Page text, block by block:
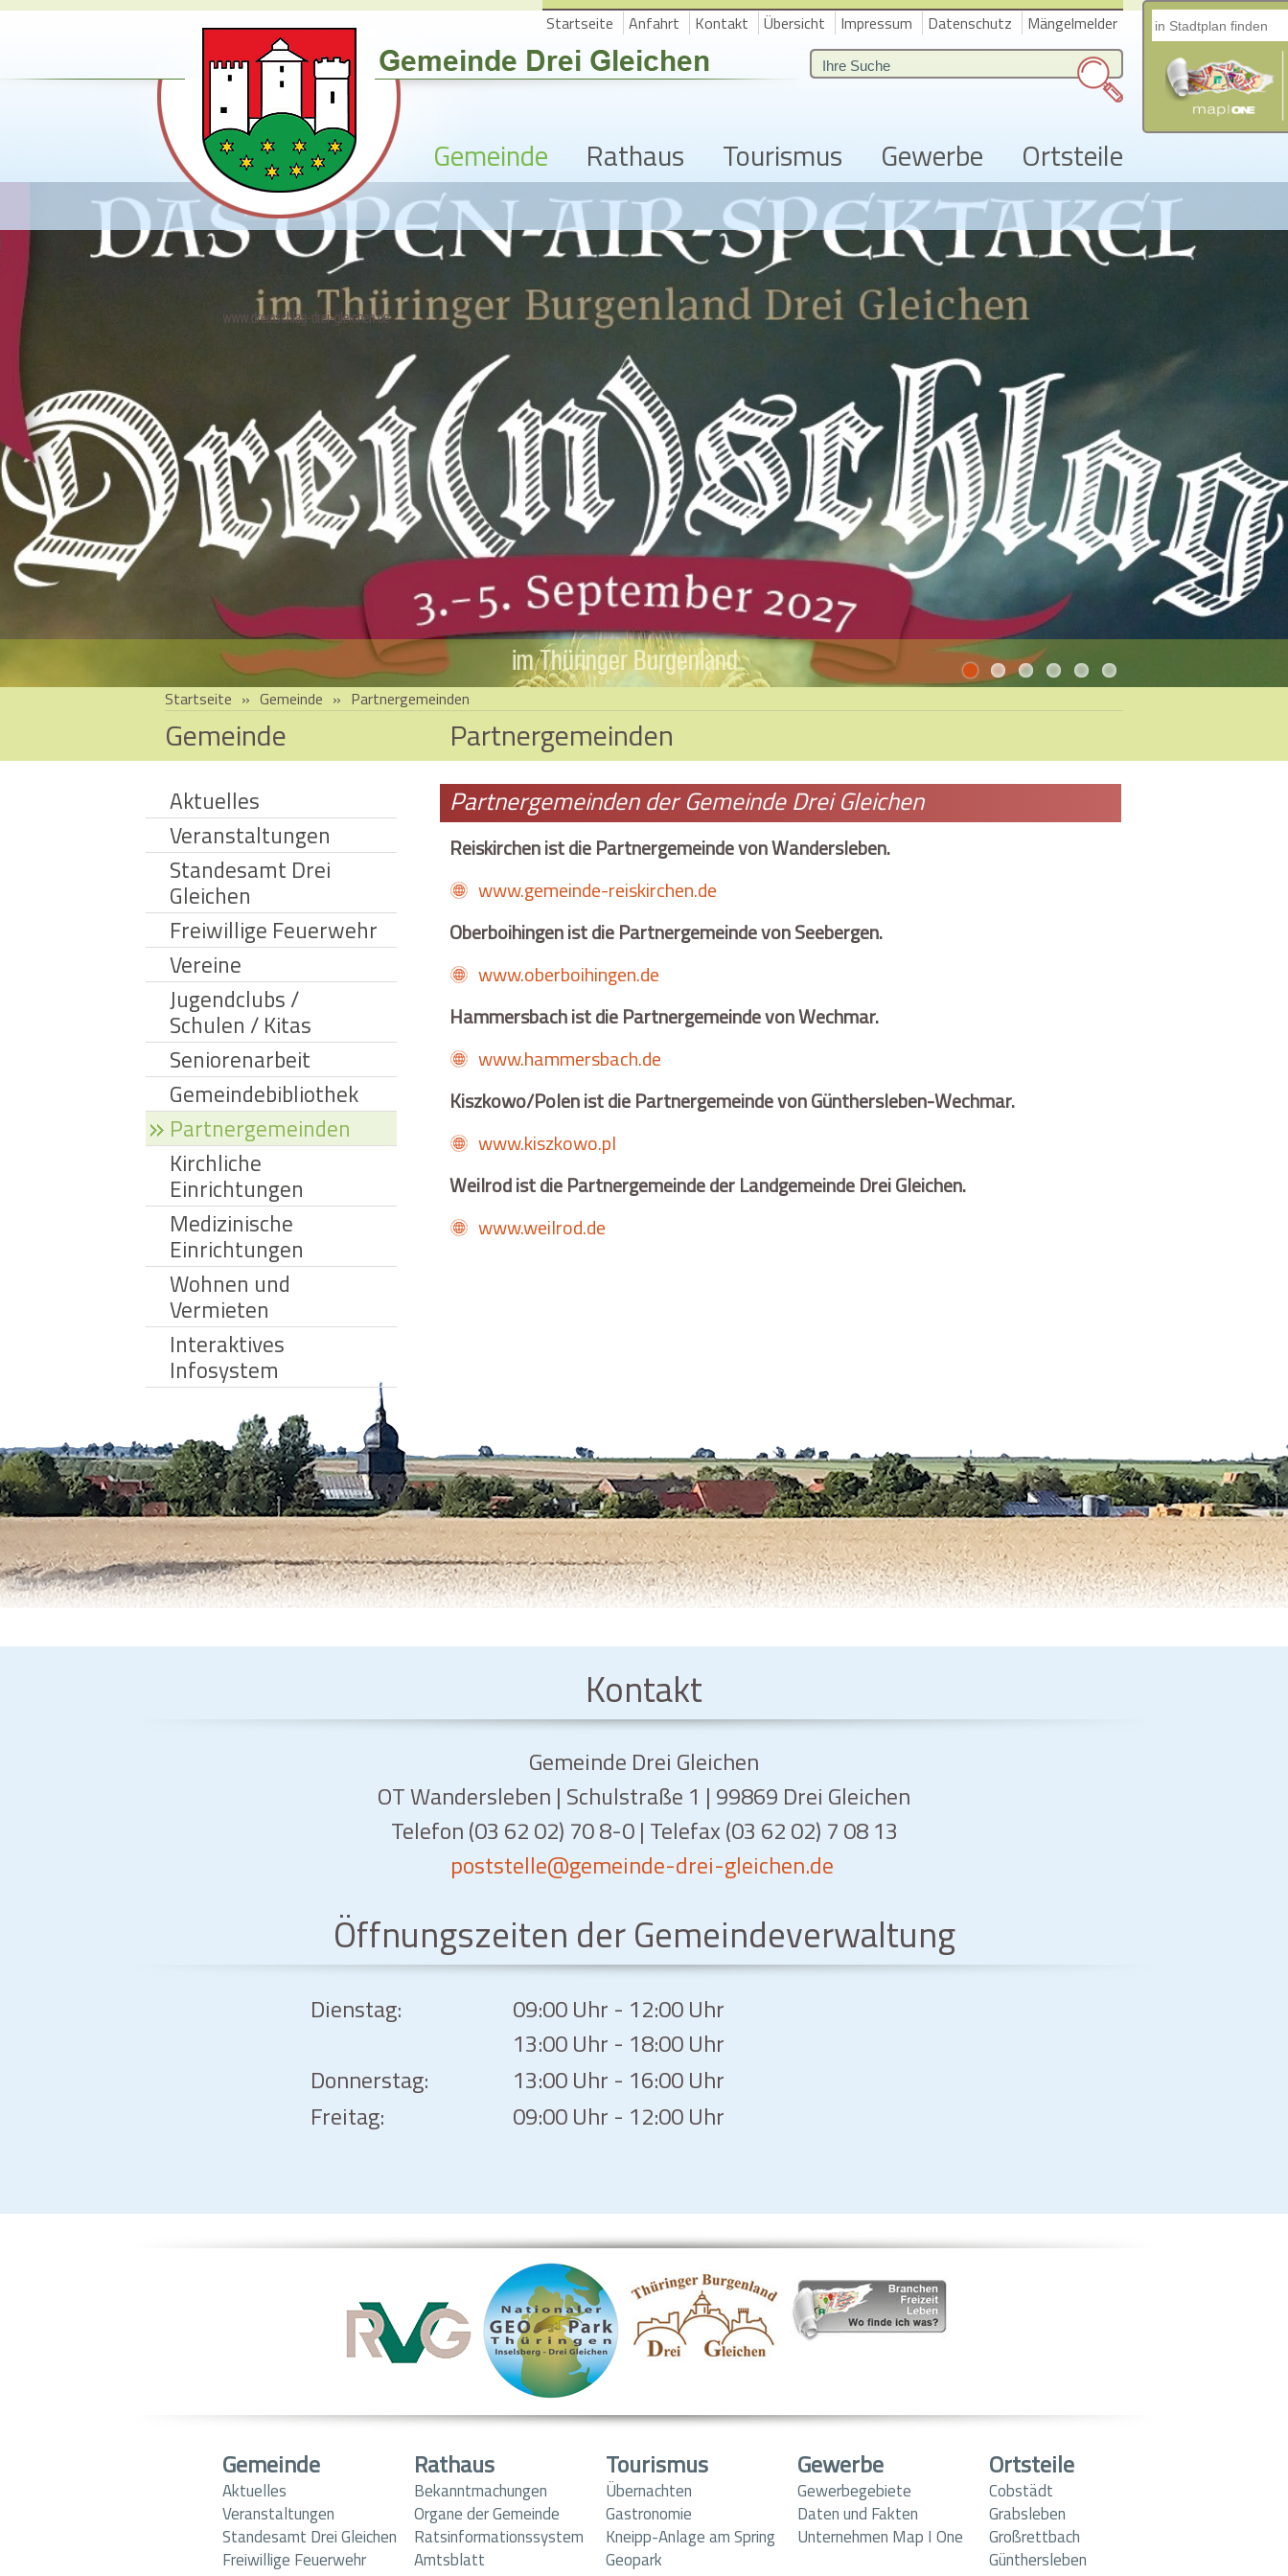
Startseite Anfahrt Kontakt Übersicht Impressum Datenschutz Mängelmelder
Gemeinde Rathaus Tourismus Gewerbe Ortsteile
im Thüringer Burgenland
www.dreinschlag-drei-gleichen.de
Startseite » Gemeinde » Partnergemeinden
Gemeinde
Aktuelles
Veranstaltungen
Standesamt Drei
Gleichen
Freiwillige Feuerwehr
Vereine
Jugendclubs /
Schulen / Kitas
Seniorenarbeit
Gemeindebibliothek
Partnergemeinden
Kirchliche
Einrichtungen
Medizinische
Einrichtungen
Wohnen und
Vermieten
Interaktives
Infosystem
Partnergemeinden
Partnergemeinden der Gemeinde Drei Gleichen
Reiskirchen ist die Partnergemeinde von Wandersleben.
www.gemeinde-reiskirchen.de
Oberboihingen ist die Partnergemeinde von Seebergen.
www.oberboihingen.de
Hammersbach ist die Partnergemeinde von Wechmar.
www.hammersbach.de
Kiszkowo/Polen ist die Partnergemeinde von Günthersleben-Wechmar.
www.kiszkowo.pl
Weilrod ist die Partnergemeinde der Landgemeinde Drei Gleichen.
www.weilrod.de
Kontakt
Gemeinde Drei Gleichen
OT Wandersleben | Schulstraße 1 | 99869 Drei Gleichen
Telefon (03 62 02) 70 8-0 | Telefax (03 62 02) 7 08 13
poststelle@gemeinde-drei-gleichen.de
Öffnungszeiten der Gemeindeverwaltung
Dienstag:
09:00 Uhr - 12:00 Uhr
13:00 Uhr - 18:00 Uhr
Donnerstag:
13:00 Uhr - 16:00 Uhr
Freitag:
09:00 Uhr - 12:00 Uhr
Gemeinde
Aktuelles
Veranstaltungen
Standesamt Drei Gleichen
Freiwillige Feuerwehr
Rathaus
Bekanntmachungen
Organe der Gemeinde
Ratsinformationssystem
Amtsblatt
Tourismus
Übernachten
Gastronomie
Kneipp-Anlage am Spring
Geopark
Gewerbe
Gewerbegebiete
Daten und Fakten
Unternehmen Map I One
Ortsteile
Cobstädt
Grabsleben
Großrettbach
Günthersleben